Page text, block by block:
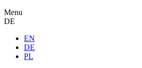
Menu
DE
EN
DE
PL